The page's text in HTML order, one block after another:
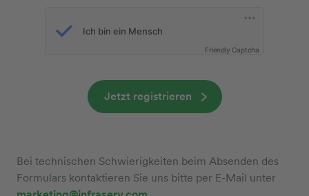
Friendly Captcha
Jetzt registrieren
Bei technischen Schwierigkeiten beim Absenden des
Formulars kontaktieren Sie uns bitte per E-Mail unter